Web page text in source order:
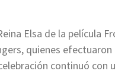
Elsa de la película
quienes
continuó con